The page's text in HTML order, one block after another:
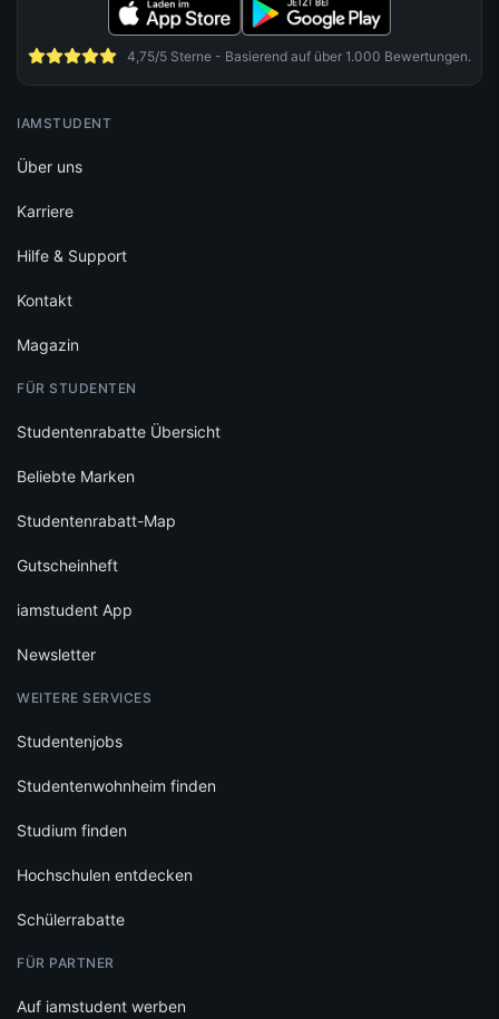
4,75/5 Sterne - Basierend auf über 1.000 Bewertungen.
IAMSTUDENT
Über uns
Karriere
Hilfe & Support
Kontakt
Magazin
FÜR STUDENTEN
Studentenrabatte Übersicht
Beliebte Marken
Studentenrabatt-Map
Gutscheinheft
iamstudent App
Newsletter
WEITERE SERVICES
Studentenjobs
Studentenwohnheim finden
Studium finden
Hochschulen entdecken
Schülerrabatte
FÜR PARTNER
Auf iamstudent werben